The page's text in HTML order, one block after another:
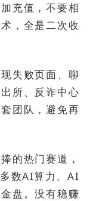
充值，不要相
，全是二次收
失败页面、聊
所、反诈中心
团队，避免再
的热门赛道，
数AI算力、AI
盘。没有稳赚